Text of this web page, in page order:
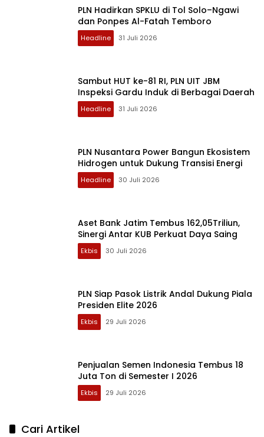
PLN Hadirkan SPKLU di Tol Solo–Ngawi
dan Ponpes Al-Fatah Temboro
Headline 31 Juli 2026
Sambut HUT ke-81 RI, PLN UIT JBM
Inspeksi Gardu Induk di Berbagai Daerah
Headline 31 Juli 2026
PLN Nusantara Power Bangun Ekosistem
Hidrogen untuk Dukung Transisi Energi
Headline 30 Juli 2026
Aset Bank Jatim Tembus 162,05Triliun,
Sinergi Antar KUB Perkuat Daya Saing
Ekbis 30 Juli 2026
PLN Siap Pasok Listrik Andal Dukung Piala
Presiden Elite 2026
Ekbis 29 Juli 2026
Penjualan Semen Indonesia Tembus 18
Juta Ton di Semester I 2026
Ekbis 29 Juli 2026
Cari Artikel